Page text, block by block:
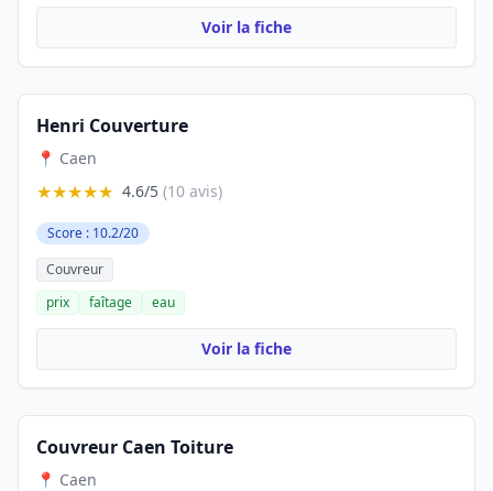
Voir la fiche
Henri Couverture
📍 Caen
★★★★★ 4.6/5 (10 avis)
Score : 10.2/20
Couvreur
prix
faîtage eau
Voir la fiche
Couvreur Caen Toiture
📍 Caen